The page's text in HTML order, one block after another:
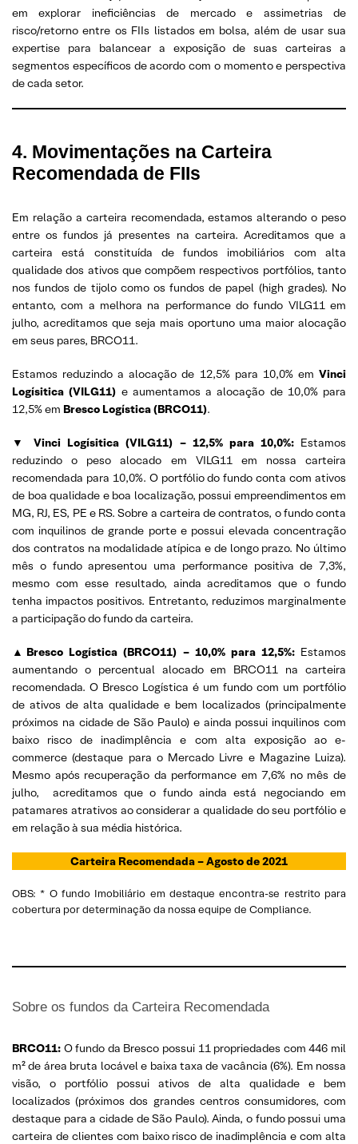
em explorar ineficiências de mercado e assimetrias de
risco/retorno entre os FIIs listados em bolsa, além de usar sua
expertise para balancear a exposição de suas carteiras a
segmentos específicos de acordo com o momento e perspectiva
de cada setor.
4. Movimentações na Carteira
Recomendada de FIIs
Em relação a carteira recomendada, estamos alterando o peso
entre os fundos já presentes na carteira. Acreditamos que a
carteira está constituída de fundos imobiliários com alta
qualidade dos ativos que compõem respectivos portfólios, tanto
nos fundos de tijolo como os fundos de papel (high grades). No
entanto, com a melhora na performance do fundo VILG11 em
julho, acreditamos que seja mais oportuno uma maior alocação
em seus pares, BRCO11.
Estamos reduzindo a alocação de 12,5% para 10,0% em Vinci
Logísitica (VILG11) e aumentamos a alocação de 10,0% para
12,5% em Bresco Logística (BRCO11).
▼ Vinci Logísitica (VILG11) – 12,5% para 10,0%:Estamos
reduzindo o peso alocado em VILG11 em nossa carteira
recomendada para 10,0%. O portfólio do fundo conta com ativos
de boa qualidade e boa localização, possui empreendimentos em
MG, RJ, ES, PE e RS. Sobre a carteira de contratos, o fundo conta
com inquilinos de grande porte e possui elevada concentração
dos contratos na modalidade atípica e de longo prazo. No último
mês o fundo apresentou uma performance positiva de 7,3%,
mesmo com esse resultado, ainda acreditamos que o fundo
tenha impactos positivos. Entretanto, reduzimos marginalmente
a participação do fundo da carteira.
▲ Bresco Logística (BRCO11) – 10,0% para 12,5%: Estamos
aumentando o percentual alocado em BRCO11 na carteira
recomendada. O Bresco Logística é um fundo com um portfólio
de ativos de alta qualidade e bem localizados (principalmente
próximos na cidade de São Paulo) e ainda possui inquilinos com
baixo risco de inadimplência e com alta exposição ao e-
commerce (destaque para o Mercado Livre e Magazine Luiza).
Mesmo após recuperação da performance em 7,6% no mês de
julho, acreditamos que o fundo ainda está negociando em
patamares atrativos ao considerar a qualidade do seu portfólio e
em relação à sua média histórica.
Carteira Recomendada – Agosto de 2021
OBS: * O fundo Imobiliário em destaque encontra-se restrito para
cobertura por determinação da nossa equipe de Compliance.
Sobre os fundos da Carteira Recomendada
BRCO11: O fundo da Bresco possui 11 propriedades com 446 mil
m² de área bruta locável e baixa taxa de vacância (6%). Em nossa
visão, o portfólio possui ativos de alta qualidade e bem
localizados (próximos dos grandes centros consumidores, com
destaque para a cidade de São Paulo). Ainda, o fundo possui uma
carteira de clientes com baixo risco de inadimplência e com alta